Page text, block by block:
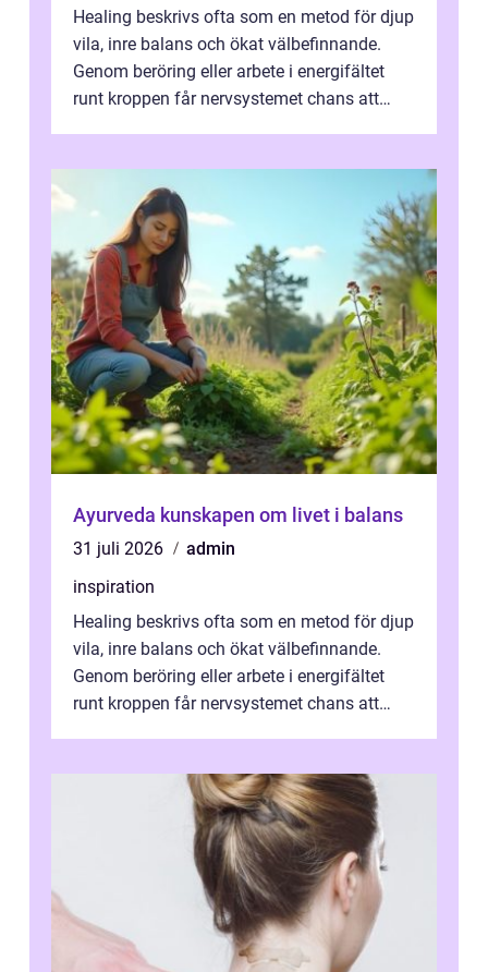
Healing beskrivs ofta som en metod för djup
vila, inre balans och ökat välbefinnande.
Genom beröring eller arbete i energifältet
runt kroppen får nervsystemet chans att
Ayurveda kunskapen om livet i balans
31 juli 2026
admin
inspiration
Healing beskrivs ofta som en metod för djup
vila, inre balans och ökat välbefinnande.
Genom beröring eller arbete i energifältet
runt kroppen får nervsystemet chans att